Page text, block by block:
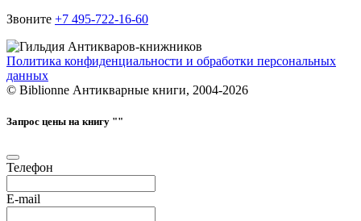
Звоните +7 495-722-16-60
Политика конфиденциальности и обработки персональных
данных
© Biblionne Антикварные книги, 2004-2026
Запрос цены на книгу ""
Телефон
E-mail